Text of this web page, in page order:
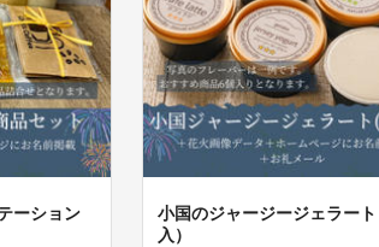
ーション
小国のジャージージェラー
入）